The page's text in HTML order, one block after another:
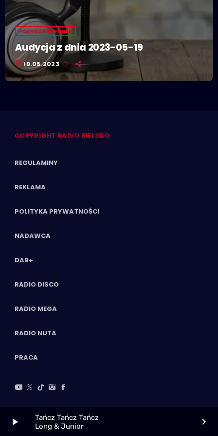
play_arrow
Tańcz Tańcz Tańcz
Long & Junior
keyboard_arrow_right
POZYCJA WRÓBLA
Audycja z dnia 2023-05-19
today 19.05.2023
COPYRIGHT RADIO BIELSKO
REGULAMINY
REKLAMA
POLITYKA PRYWATNOŚCI
NADAWCA
DAB+
RADIO DISCO
RADIO MEGA
RADIO NUTA
PRACA